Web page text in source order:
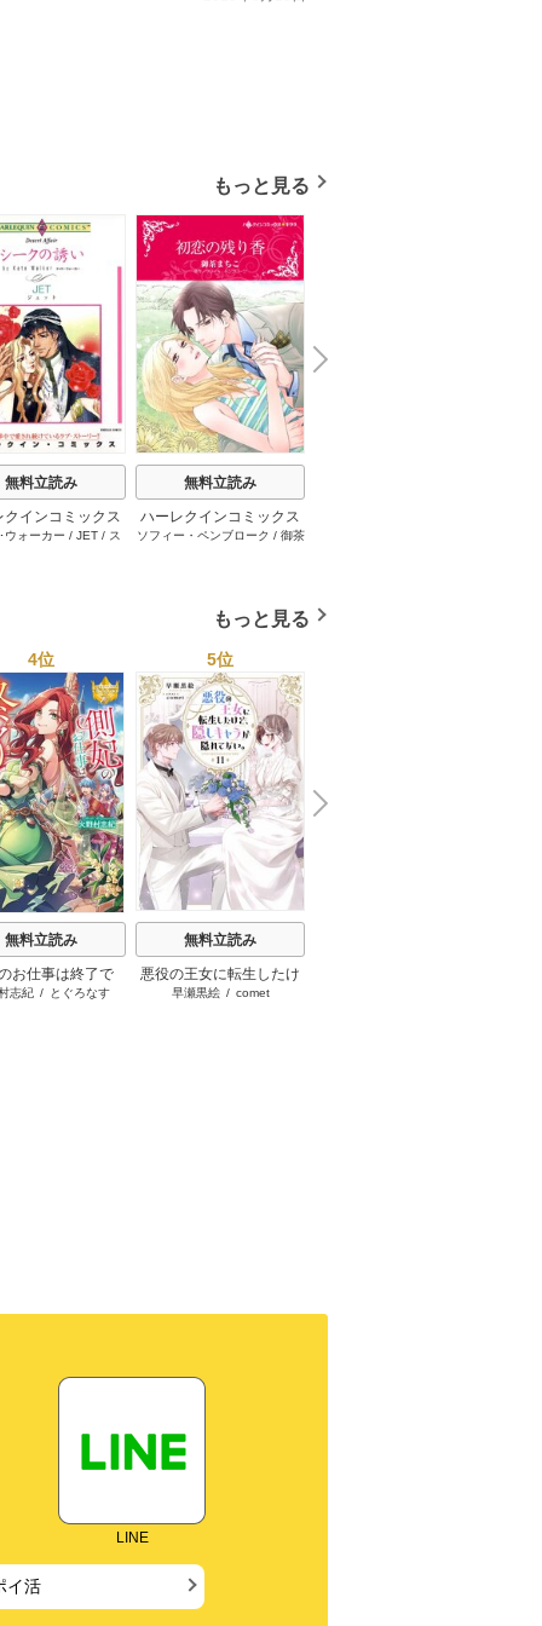
もっと見る
無料立読み
クインコミックス
2026年 vol.1001
ウォーカー / JET/ ス
無料立読み
ハーレクインコミックス
セット 2026年 vol.1062
ソフィー・ペンブローク / 御茶
一ノ関りん子
N
e
x
t
もっと見る
4位
無料立読み
お仕事は終了で
す。
志紀 / とぐろなす
5位
無料立読み
悪役の王女に転生したけ
ど、隠しキャラが隠れて
早瀬黒絵/ comet
N
e
x
t
LINE
イ活